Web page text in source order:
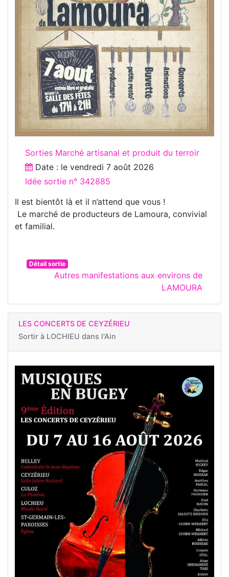
Sorties Marché artisanal et produit du terroir
Date : le vendredi 7 août 2026
Idée sortie n° 342885
Il est bientôt là et il n’attend que vous !
Le marché de producteurs de Lamoura, convivial
et familial.
Détail sortie
Autres manifestations aux environs de
LAMOURA
LES CONCERTS DE CEYZÉRIEU
Sortir à LOCHIEU dans l'Ain